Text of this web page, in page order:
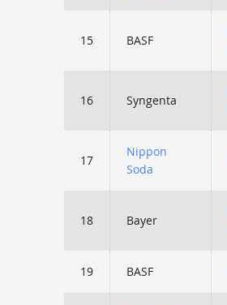
15 BASF
16 Syngenta
17
Nippon
Soda
18 Bayer
19 BASF